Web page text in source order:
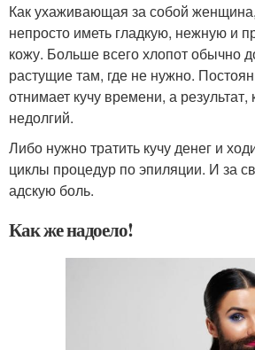
Как ухаживающая за собой
непросто иметь гладкую, нежную и
кожу. Больше всего хлопот обычно
растущие там, где не нужно.
отнимает кучу времени, а
недолгий.
Либо нужно тратить кучу денег и
циклы процедур по эпиляции. И за
адскую боль.
Как же надоело!